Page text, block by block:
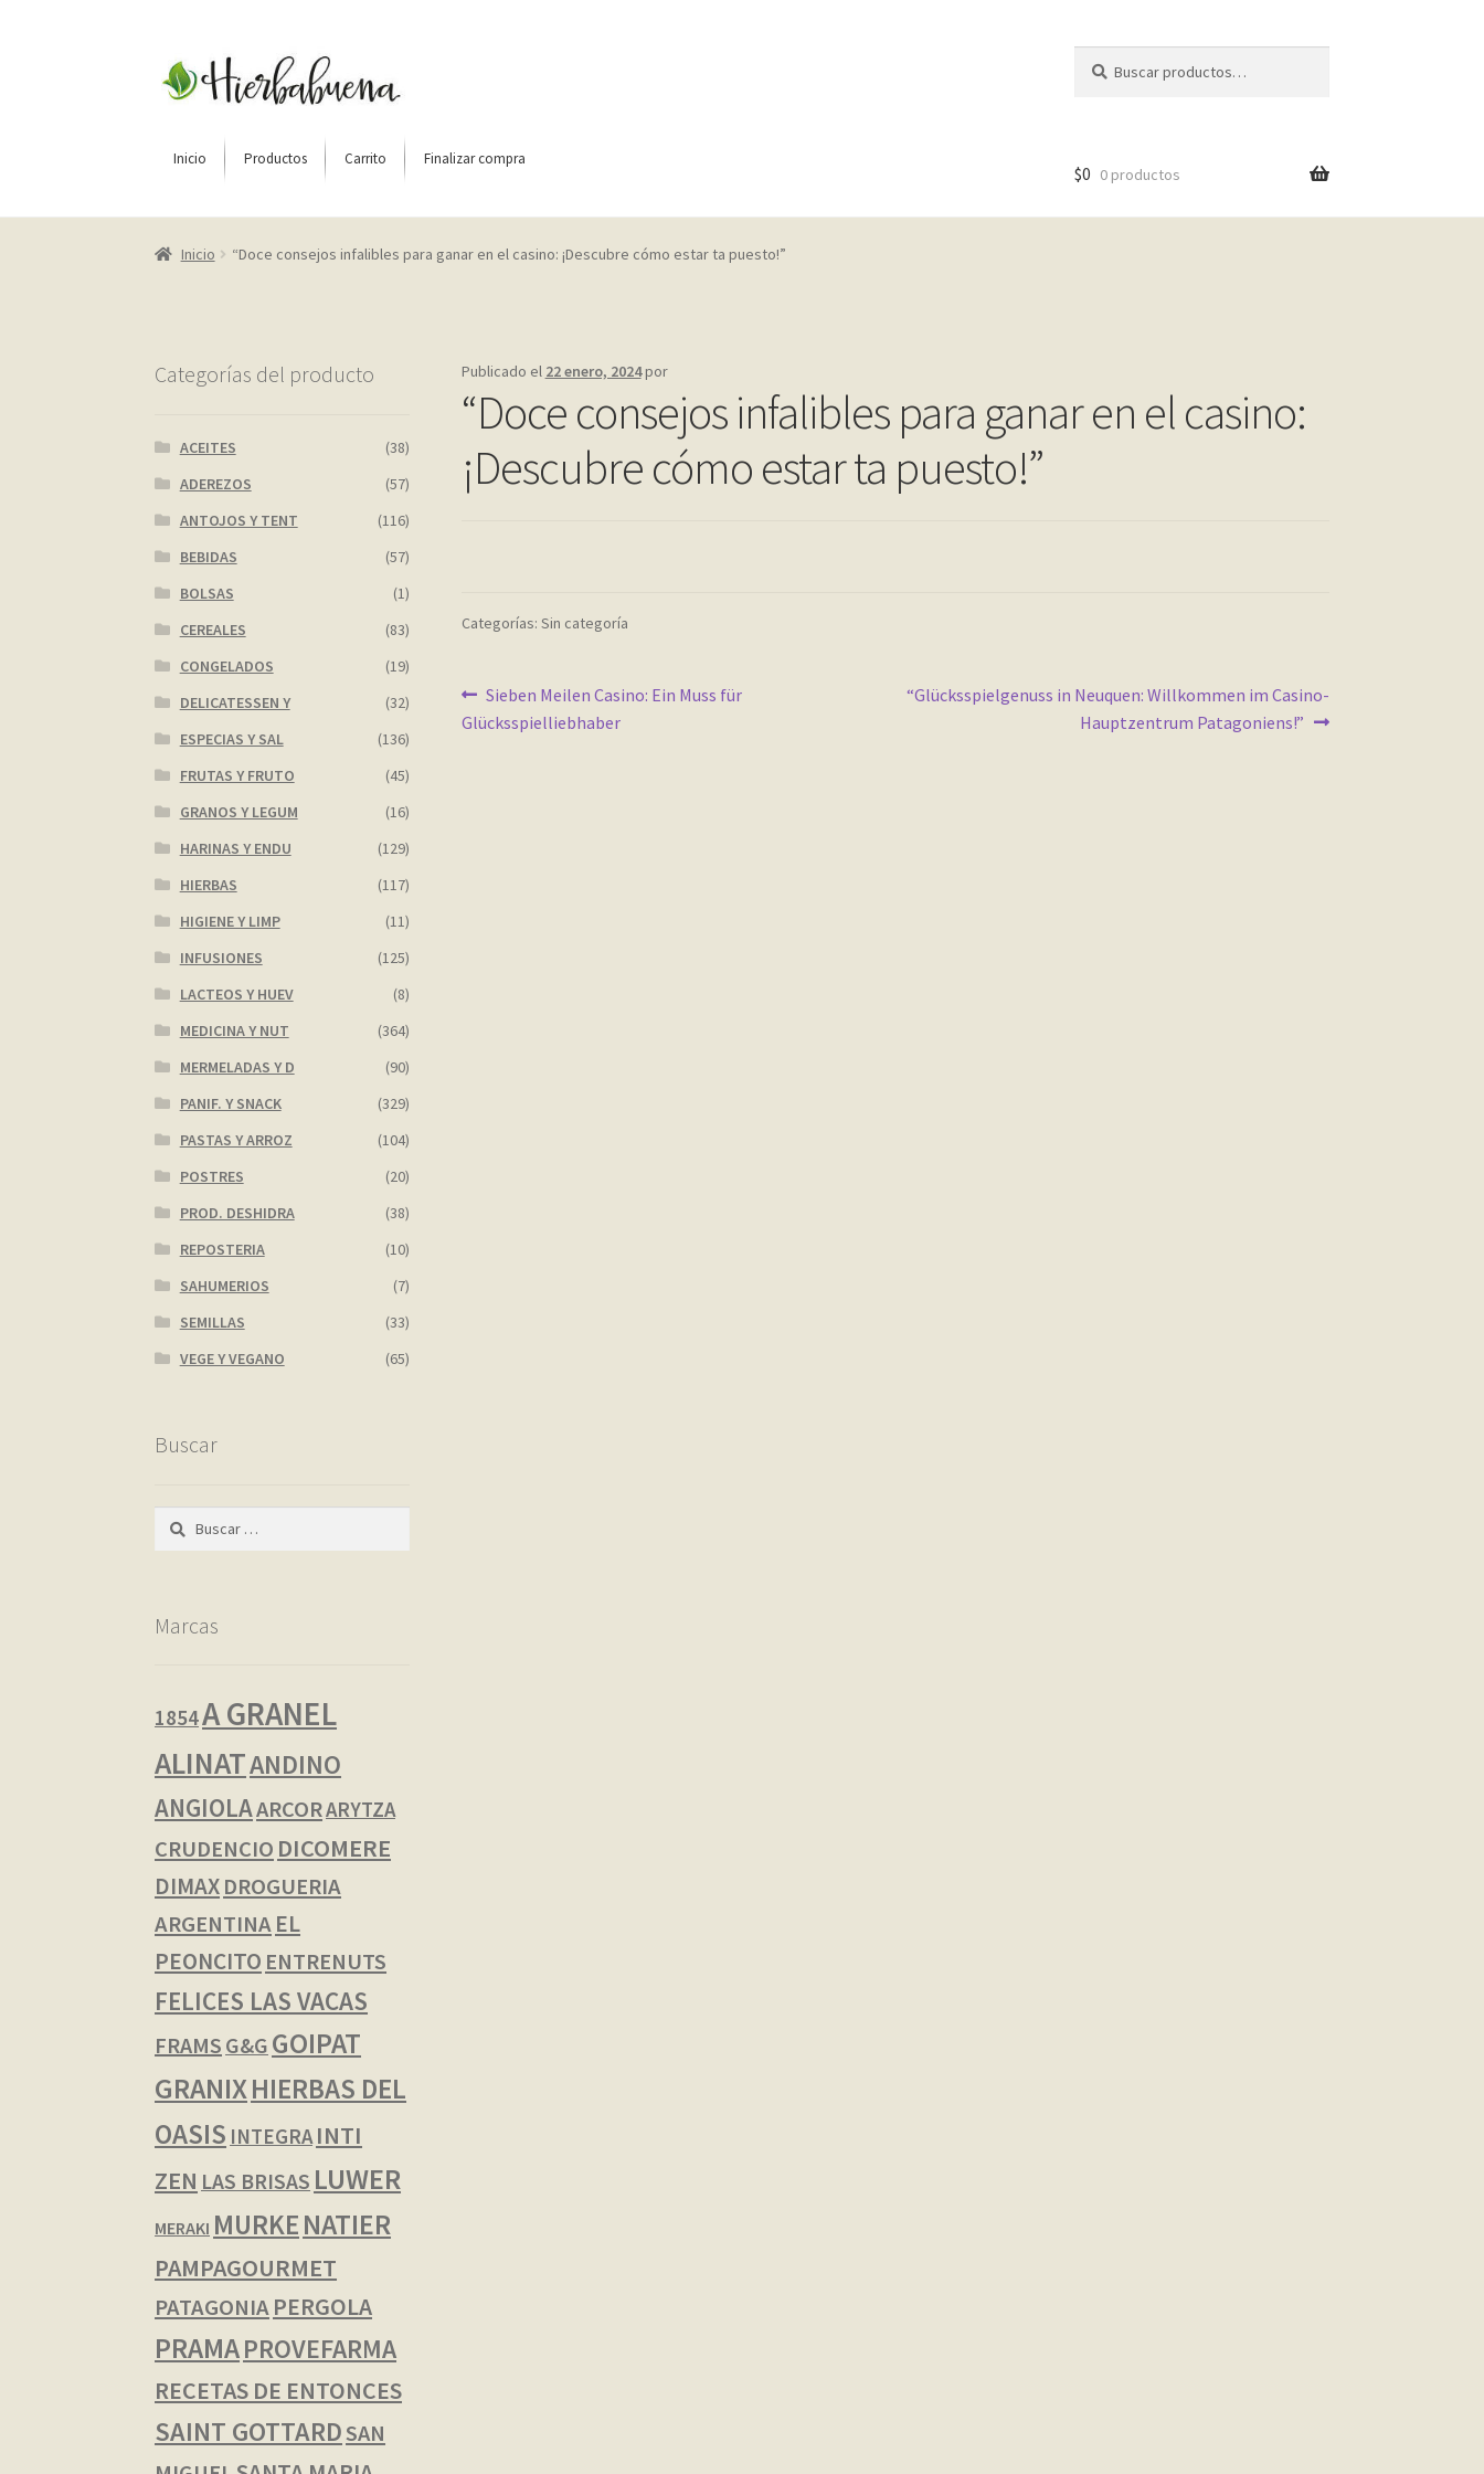
a
navegación
al
por:
Inicio Productos Carrito Finalizar compra
InicioAbout UsBlogCarritoCartCheckoutContactFinalizar compraFrequently Questions
$0 0 productos
Inicio “Doce consejos infalibles para ganar en el casino: ¡Descubre cómo estar ta puesto!”
Publicado el 22 enero, 2024por
“Doce consejos infalibles para ganar en el casino:
¡Descubre cómo estar ta puesto!”
Categorías: Sin categoría
Navegación
de
Anterior:
Sieben Meilen Casino: Ein Muss für
Glücksspielliebhaber
Siguiente:
“Glücksspielgenuss in Neuquen: Willkommen im Casino-
Hauptzentrum Patagoniens!”
Categorías del producto
ACEITES
(38)
ADEREZOS
(57)
ANTOJOS Y TENT
(116)
BEBIDAS
(57)
BOLSAS
(1)
CEREALES
(83)
CONGELADOS
(19)
DELICATESSEN Y
(32)
ESPECIAS Y SAL
(136)
FRUTAS Y FRUTO
(45)
GRANOS Y LEGUM
(16)
HARINAS Y ENDU
(129)
HIERBAS
(117)
HIGIENE Y LIMP
(11)
INFUSIONES
(125)
LACTEOS Y HUEV
(8)
MEDICINA Y NUT
(364)
MERMELADAS Y D
(90)
PANIF. Y SNACK
(329)
PASTAS Y ARROZ
(104)
POSTRES
(20)
PROD. DESHIDRA
(38)
REPOSTERIA
(10)
SAHUMERIOS
(7)
SEMILLAS
(33)
VEGE Y VEGANO
(65)
Buscar
Buscar:
Marcas
1854A GRANEL
ALINATANDINO
ANGIOLAARCORARYTZA
CRUDENCIO DICOMERE
DIMAXDROGUERIA
ARGENTINAEL
PEONCITO ENTRENUTS
FELICES LAS VACAS
FRAMS G&G GOIPAT
GRANIXHIERBAS DEL
OASIS INTEGRA INTI
ZEN LAS BRISAS LUWER
MERAKI MURKENATIER
PAMPAGOURMET
PATAGONIAPERGOLA
PRAMAPROVEFARMA
RECETAS DE ENTONCES
SAINT GOTTARDSAN